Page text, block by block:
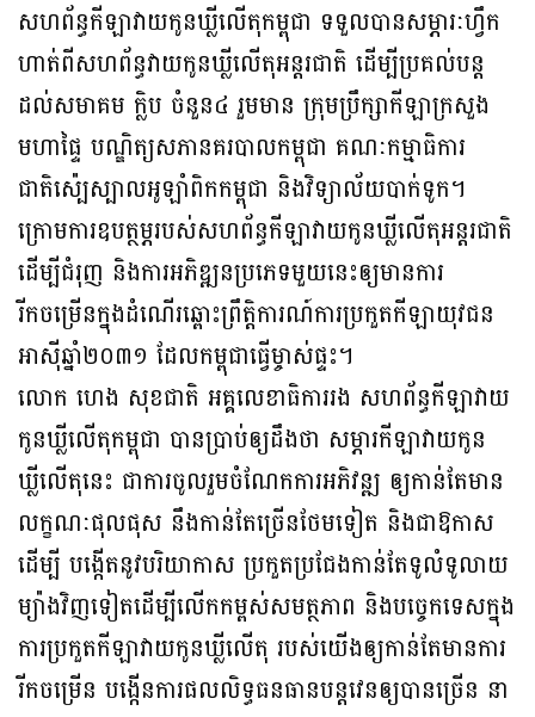
សហព័ន្ធកីឡាវាយកូនឃ្លីលើតុកម្ពុជា ទទួលបានសម្ភារៈហ្វឹក
ហាត់ពីសហព័ន្ធវាយកូនឃ្លីលើតុអន្តរជាតិ ដើម្បីប្រគល់បន្ត
ដល់សមាគម ក្លិប ចំនួន៤ រួមមាន ក្រុមប្រឹក្សាកីឡាក្រសួង
មហាផ្ទៃ បណ្ឌិត្យសភានគរបាលកម្ពុជា គណៈកម្មាធិការ
ជាតិស៉្បេស្បាលអូឡាំពិកកម្ពុជា និងវិទ្យាល័យបាក់ទូក។
ក្រោមការឧបត្ថម្ភរបស់សហព័ន្ធកីឡាវាយកូនឃ្លីលើតុអន្តរជាតិ
ដើម្បីជំរុញ និងការអភិឌ្ឍនប្រភេទមួយនេះឲ្យមានការ
រីកចម្រើនក្នុងដំណើរឆ្ពោះព្រឹត្តិការណ៍ការប្រកួតកីឡាយុវជន
អាស៊ីឆ្នាំ២០៣១ ដែលកម្ពុជាធ្វើម្ចាស់ផ្ទះ។
លោក ហេង សុខជាតិ អគ្គលេខាធិការរង សហព័ន្ធកីឡាវាយ
កូនឃ្លីលើតុកម្ពុជា បានប្រាប់ឲ្យដឹងថា សម្ភារកីឡាវាយកូន
ឃ្លីលើតុនេះ ជាការចូលរួមចំណែកការអភិវន្ឍ ឲ្យកាន់តែមាន
លក្ខណៈផុលផុស នឹងកាន់តែច្រើនថែមទៀត និងជាឱកាស
ដើម្បី បង្កើតនូវបរិយាកាស ប្រកួតប្រជែងកាន់តែទូលំទូលាយ
ម្យ៉ាងវិញទៀតដើម្បីលើកកម្ពស់សមត្ថភាព និងបច្ចេកទេសក្នុង
ការប្រកួតកីឡាវាយកូនឃ្លីលើតុ របស់យើងឲ្យកាន់តែមានការ
រីកចម្រើន បង្កើនការផលលិទ្ធធនធានបន្តវេនឲ្យបានច្រើន នា